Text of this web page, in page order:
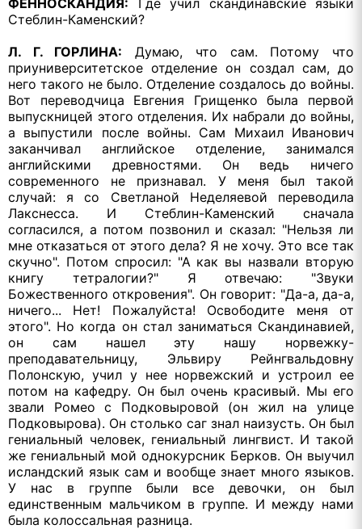
Стеблин-Каменский?
Л. Г. ГОРЛИНА: Думаю, что сам. Потому что
приуниверситетское отделение он создал сам, до
него такого не было. Отделение создалось до войны.
Вот переводчица Евгения Грищенко была первой
выпускницей этого отделения. Их набрали до войны,
а выпустили после войны. Сам Михаил Иванович
заканчивал английское отделение, занимался
английскими древностями. Он ведь ничего
современного не признавал. У меня был такой
случай: я со Светланой Неделяевой переводила
Лакснесса. И Стеблин-Каменский сначала
согласился, а потом позвонил и сказал: "Нельзя ли
мне отказаться от этого дела? Я не хочу. Это все так
скучно". Потом спросил: "А как вы назвали вторую
книгу тетралогии?" Я отвечаю: "Звуки
Божественного откровения". Он говорит: "Да-а, да-а,
ничего... Нет! Пожалуйста! Освободите меня от
этого". Но когда он стал заниматься Скандинавией,
он сам нашел эту нашу норвежку-
преподавательницу, Эльвиру Рейнгвальдовну
Полонскую, учил у нее норвежский и устроил ее
потом на кафедру. Он был очень красивый. Мы его
звали Ромео с Подковыровой (он жил на улице
Подковырова). Он столько саг знал наизусть. Он был
гениальный человек, гениальный лингвист. И такой
же гениальный мой однокурсник Берков. Он выучил
исландский язык сам и вообще знает много языков.
У нас в группе были все девочки, он был
единственным мальчиком в группе. И между нами
была колоссальная разница.